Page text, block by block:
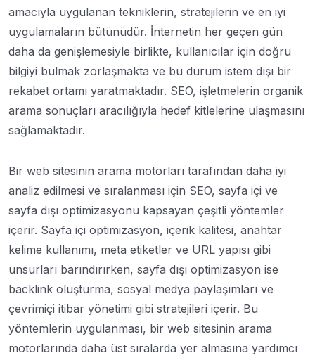
amacıyla uygulanan tekniklerin, stratejilerin ve en iyi
uygulamaların bütünüdür. İnternetin her geçen gün
daha da genişlemesiyle birlikte, kullanıcılar için doğru
bilgiyi bulmak zorlaşmakta ve bu durum istem dışı bir
rekabet ortamı yaratmaktadır. SEO, işletmelerin organik
arama sonuçları aracılığıyla hedef kitlelerine ulaşmasını
sağlamaktadır.
Bir web sitesinin arama motorları tarafından daha iyi
analiz edilmesi ve sıralanması için SEO, sayfa içi ve
sayfa dışı optimizasyonu kapsayan çeşitli yöntemler
içerir. Sayfa içi optimizasyon, içerik kalitesi, anahtar
kelime kullanımı, meta etiketler ve URL yapısı gibi
unsurları barındırırken, sayfa dışı optimizasyon ise
backlink oluşturma, sosyal medya paylaşımları ve
çevrimiçi itibar yönetimi gibi stratejileri içerir. Bu
yöntemlerin uygulanması, bir web sitesinin arama
motorlarında daha üst sıralarda yer almasına yardımcı